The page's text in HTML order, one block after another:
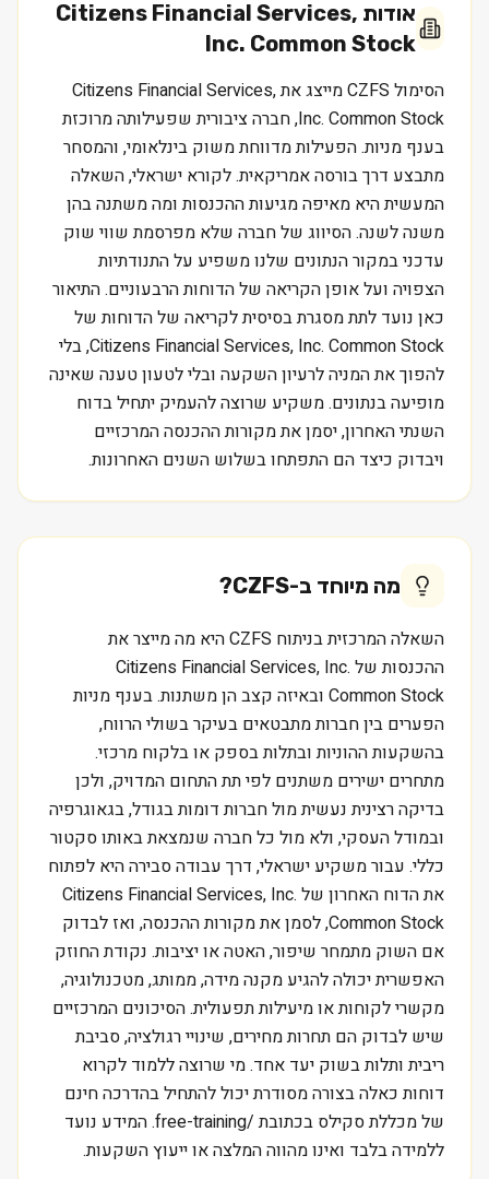
אודות Citizens Financial Services,
Inc. Common Stock
הסימול CZFS מייצג את Citizens Financial Services,
Inc. Common Stock, חברה ציבורית שפעילותה מרוכזת
בענף מניות. הפעילות מדווחת משוק בינלאומי, והמסחר
מתבצע דרך בורסה אמריקאית. לקורא ישראלי, השאלה
המעשית היא מאיפה מגיעות ההכנסות ומה משתנה בהן
משנה לשנה. הסיווג של חברה שלא מפרסמת שווי שוק
עדכני במקור הנתונים שלנו משפיע על התנודתיות
הצפויה ועל אופן הקריאה של הדוחות הרבעוניים. התיאור
כאן נועד לתת מסגרת בסיסית לקריאה של הדוחות של
Citizens Financial Services, Inc. Common Stock, בלי
להפוך את המניה לרעיון השקעה ובלי לטעון טענה שאינה
מופיעה בנתונים. משקיע שרוצה להעמיק יתחיל בדוח
השנתי האחרון, יסמן את מקורות ההכנסה המרכזיים
ויבדוק כיצד הם התפתחו בשלוש השנים האחרונות.
מה מיוחד ב-CZFS
?
השאלה המרכזית בניתוח CZFS היא מה מייצר את
ההכנסות של Citizens Financial Services, Inc.
Common Stock ובאיזה קצב הן משתנות. בענף מניות
הפערים בין חברות מתבטאים בעיקר בשולי הרווח,
בהשקעות ההוניות ובתלות בספק או בלקוח מרכזי.
מתחרים ישירים משתנים לפי תת התחום המדויק, ולכן
בדיקה רצינית נעשית מול חברות דומות בגודל, בגאוגרפיה
ובמודל העסקי, ולא מול כל חברה שנמצאת באותו סקטור
כללי. עבור משקיע ישראלי, דרך עבודה סבירה היא לפתוח
את הדוח האחרון של Citizens Financial Services, Inc.
Common Stock, לסמן את מקורות ההכנסה, ואז לבדוק
אם השוק מתמחר שיפור, האטה או יציבות. נקודת החוזק
האפשרית יכולה להגיע מקנה מידה, ממותג, מטכנולוגיה,
מקשרי לקוחות או מיעילות תפעולית. הסיכונים המרכזיים
שיש לבדוק הם תחרות מחירים, שינויי רגולציה, סביבת
ריבית ותלות בשוק יעד אחד. מי שרוצה ללמוד לקרוא
דוחות כאלה בצורה מסודרת יכול להתחיל בהדרכה חינם
של מכללת סקילס בכתובת /free-training. המידע נועד
ללמידה בלבד ואינו מהווה המלצה או ייעוץ השקעות.